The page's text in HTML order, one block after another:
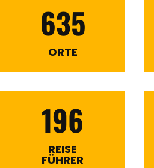
635
ORTE
196
REISE
FÜHRER